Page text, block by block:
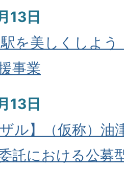
13日
を美しくしよ
事業
13日
ザル】（仮称）油
託における公募